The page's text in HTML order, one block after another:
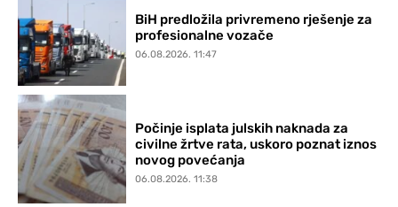
BiH predložila privremeno rješenje za
profesionalne vozače
06.08.2026. 11:47
Počinje isplata julskih naknada za
civilne žrtve rata, uskoro poznat iznos
novog povećanja
06.08.2026. 11:38